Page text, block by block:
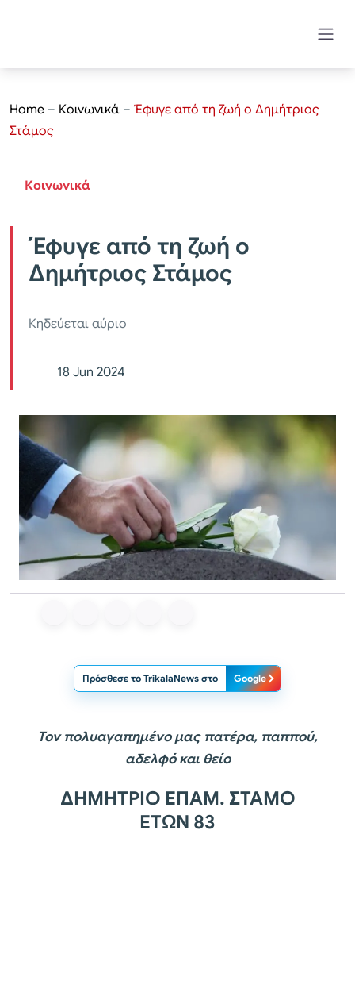
Home – Κοινωνικά – Έφυγε από τη ζωή ο Δημήτριος
Στάμος
Κοινωνικά
Έφυγε από τη ζωή ο
Δημήτριος Στάμος
Κηδεύεται αύριο
18 Jun 2024
Πρόσθεσε το TrikalaNews στο Google
Τον πολυαγαπημένο μας πατέρα, παππού,
αδελφό και θείο
ΔΗΜΗΤΡΙΟ ΕΠΑΜ. ΣΤΑΜΟ
ΕΤΩΝ 83